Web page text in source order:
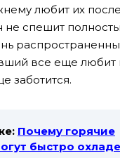
любит их после
не спешит
все еще любит
заботится.
Почему горячие
быстро